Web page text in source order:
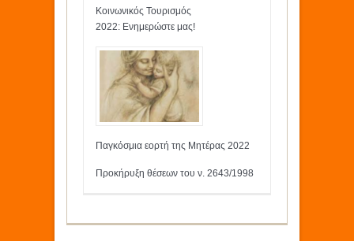
Κοινωνικός Τουρισμός
2022: Ενημερώστε μας!
Παγκόσμια εορτή της Μητέρας 2022
Προκήρυξη θέσεων του ν. 2643/1998